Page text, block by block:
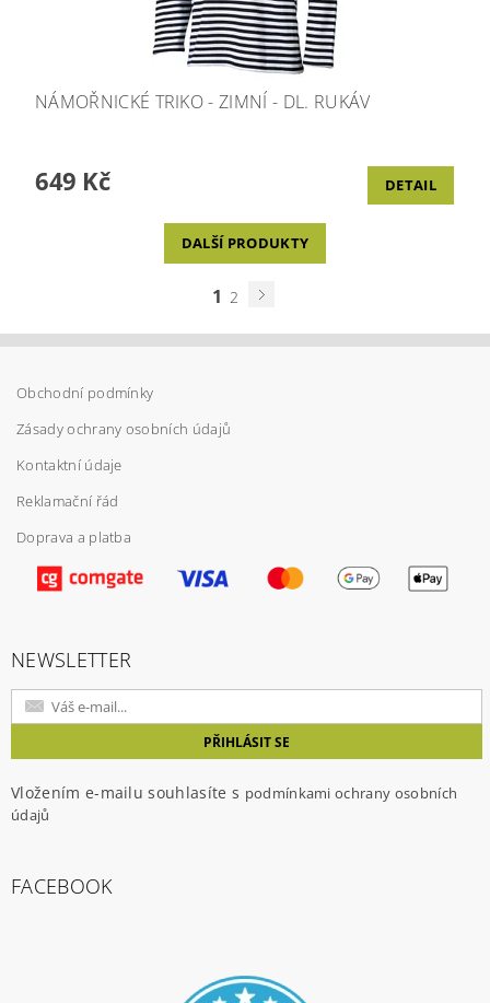
NÁMOŘNICKÉ TRIKO - ZIMNÍ - DL. RUKÁV
649 Kč DETAIL
DALŠÍ PRODUKTY
1 2
Obchodní podmínky
Zásady ochrany osobních údajů
Kontaktní údaje
Reklamační řád
Doprava a platba
NEWSLETTER
Vložením e-mailu souhlasíte s podmínkami ochrany osobních
údajů
FACEBOOK